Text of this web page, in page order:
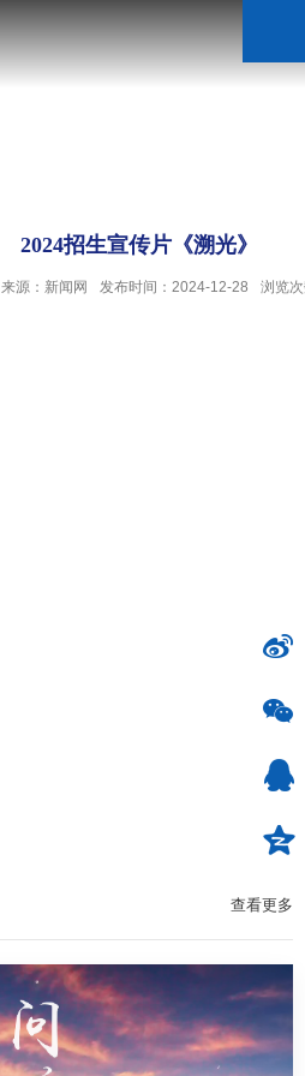
2024招生宣传片《溯光》
来源：新闻网 发布时间：2024-12-28 浏览
查看更多